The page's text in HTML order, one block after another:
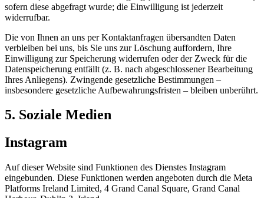
sofern diese abgefragt wurde; die Einwilligung ist jederzeit
widerrufbar.
Die von Ihnen an uns per Kontaktanfragen übersandten Daten
verbleiben bei uns, bis Sie uns zur Löschung auffordern, Ihre
Einwilligung zur Speicherung widerrufen oder der Zweck für die
Datenspeicherung entfällt (z. B. nach abgeschlossener Bearbeitung
Ihres Anliegens). Zwingende gesetzliche Bestimmungen –
insbesondere gesetzliche Aufbewahrungsfristen – bleiben unberührt.
5. Soziale Medien
Instagram
Auf dieser Website sind Funktionen des Dienstes Instagram
eingebunden. Diese Funktionen werden angeboten durch die Meta
Platforms Ireland Limited, 4 Grand Canal Square, Grand Canal